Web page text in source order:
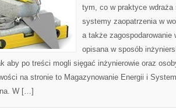
tym, co w praktyce
systemy zaopatrzenia w
a także zagospodarowanie
opisana w sposób
aby po treści mogli sięgać inżynierowie oraz
na stronie to Magazynowanie Energii i
W […]